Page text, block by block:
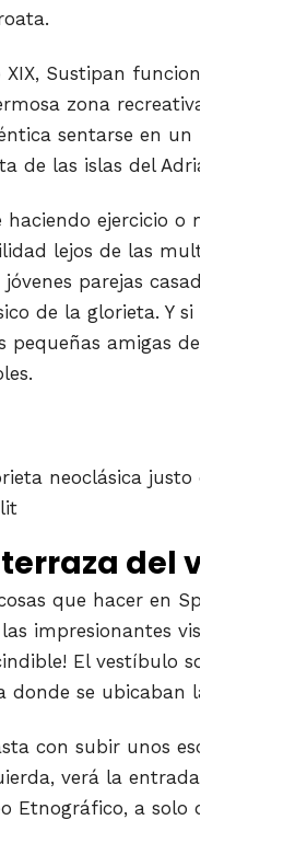
XIX, Sustipan funcionaba como
zona recreativa cerca del
sentarse en un banco o
de las islas del Adriático desde
haciendo ejercicio o meditando
lejos de las multitudes. A
parejas casadas,
de la glorieta. Y si estás en
pequeñas amigas de Sustipan:
neoclásica justo en el
del
que hacer en Split,
impresionantes vistas, ¡subir
El vestíbulo solía
donde se ubicaban las
con subir unos escalones en
verá la entrada a la
Etnográfico, a solo dos pasos.